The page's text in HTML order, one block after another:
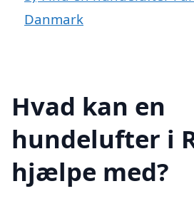
Danmark
Hvad kan en
hundelufter i
hjælpe med?